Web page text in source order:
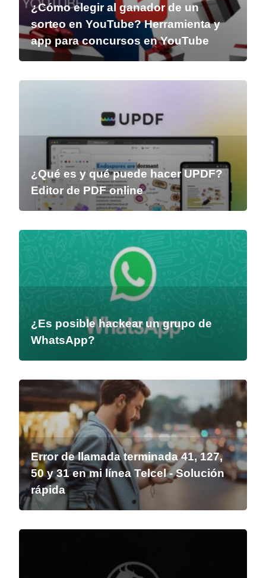
¿Cómo elegir al ganador de un
sorteo en YouTube? Herramienta y
app para concursos en YouTube
¿Qué es y qué puede hacer UPDF?
Editor de PDF online
¿Es posible hackear un grupo de
WhatsApp?
Error de llamada terminada 41, 127,
50 y 31 en mi línea Telcel - Solución
rápida